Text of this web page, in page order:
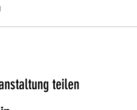
erfahrt ihr, was ein vertieftes,
aus 16 Jahren Erfahrung im
teilen